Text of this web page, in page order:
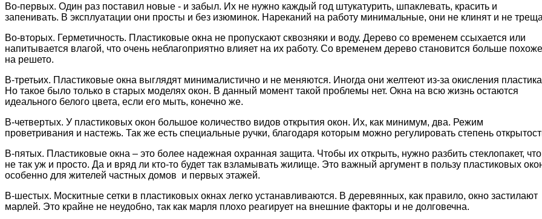
Во-первых. Один раз поставил новые - и забыл. Их не нужно каждый год штукатурить, шпаклевать, красить и
запенивать. В эксплуатации они просты и без изюминок. Нареканий на работу минимальные, они не клинят и не
Во-вторых. Герметичность. Пластиковые окна не пропускают сквозняки и воду. Дерево со временем ссыхается или
напитывается влагой, что очень неблагоприятно влияет на их работу. Со временем дерево становится больше похоже
на решето.
В-третьих. Пластиковые окна выглядят минималистично и не меняются. Иногда они желтеют из-за окисления
Но такое было только в старых моделях окон. В данный момент такой проблемы нет. Окна на всю жизнь остаются
идеального белого цвета, если его мыть, конечно же.
В-четвертых. У пластиковых окон большое количество видов открытия окон. Их, как минимум, два. Режим
проветривания и настежь. Так же есть специальные ручки, благодаря которым можно регулировать степень
В-пятых. Пластиковые окна – это более надежная охранная защита. Чтобы их открыть, нужно разбить стеклопакет, что
не так уж и просто. Да и вряд ли кто-то будет так взламывать жилище. Это важный аргумент в пользу пластиковых
особенно для жителей частных домов и первых этажей.
В-шестых. Москитные сетки в пластиковых окнах легко устанавливаются. В деревянных, как правило, окно застилают
марлей. Это крайне не неудобно, так как марля плохо реагирует на внешние факторы и не долговечна.